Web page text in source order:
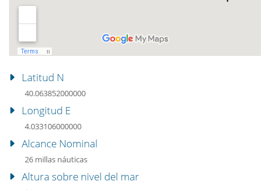
Latitud N
40.063852000000
Longitud E
4.033106000000
Alcance Nominal
26 millas náuticas
Altura sobre nivel del mar